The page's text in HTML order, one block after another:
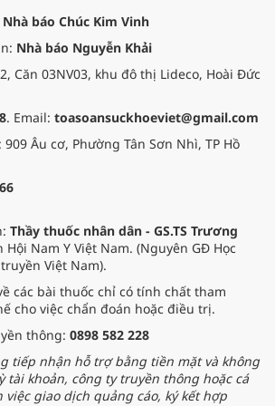
dịu cơn đau và nâng cao sức khỏe
cho các cựu chiến binh trước sự
thay đổi đột ngột của thời tiết.
Nhà báo Chúc Kim Vinh
Nhà báo Nguyễn Khải
Căn 03NV03, khu đô thị Lideco, Hoài Đức
. Email: toasoansuckhoeviet@gmail.com
909 Âu cơ, Phường Tân Sơn Nhì, TP Hồ
Thầy thuốc nhân dân - GS.TS Trương
Hội Nam Y Việt Nam. (Nguyên GĐ Học
Việt Nam).
các bài thuốc chỉ có tính chất tham
cho việc chẩn đoán hoặc điều trị.
thông: 0898 582 228
tiếp nhận hỗ trợ bằng tiền mặt và không
tài khoản, công ty truyền thông hoặc cá
giao dịch quảng cáo, ký kết hợp